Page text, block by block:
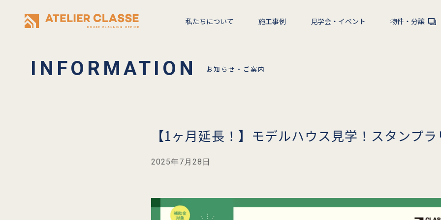
私たちについて 施工事例 見学会・イベント 物件・分譲
お知らせ・ご案内
【1ヶ月延長！】モデルハウス見学！スタンプ
2025年7月28日